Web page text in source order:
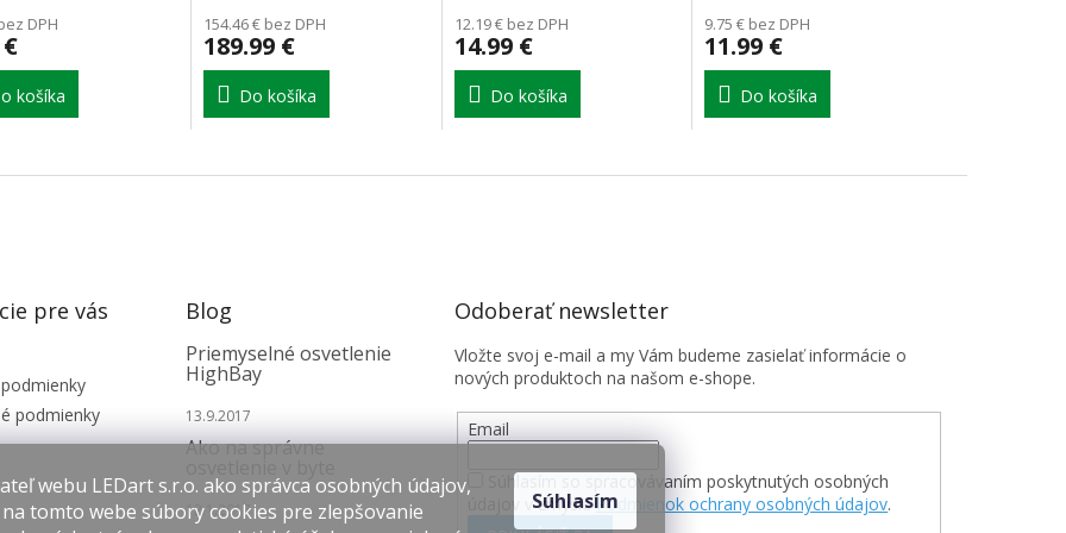
webu LEDart s.r.o. ako správca osobných údajov,
tomto webe súbory cookies pre zlepšovanie
Súhlasím
DPH
košíka
154.46 € bez DPH
189.99 €
Do košíka
12.19 € bez DPH
14.99 €
Do košíka
9.75 € bez DPH
11.99 €
Do košíka
pre vás
podmienky
Blog
Priemyselné osvetlenie
HighBay
13.9.2017
Ako na správne
12.1.2017
Odoberať newsletter
Vložte svoj e-mail a my Vám budeme zasielať informácie o
nových produktoch na našom e-shope.
Email
Súhlasím so spracovávaním poskytnutých osobných
údajov v zmyslePodmienok ochrany osobných údajov.